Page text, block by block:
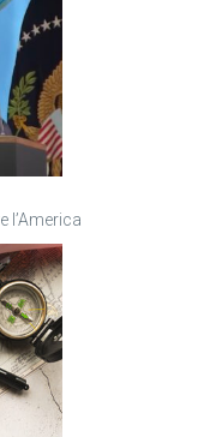
l’America